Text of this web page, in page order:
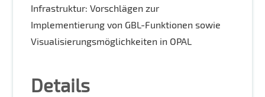
Infrastruktur: Vorschlägen zur
Implementierung von GBL-Funktionen sowie
Visualisierungsmöglichkeiten in OPAL
Details